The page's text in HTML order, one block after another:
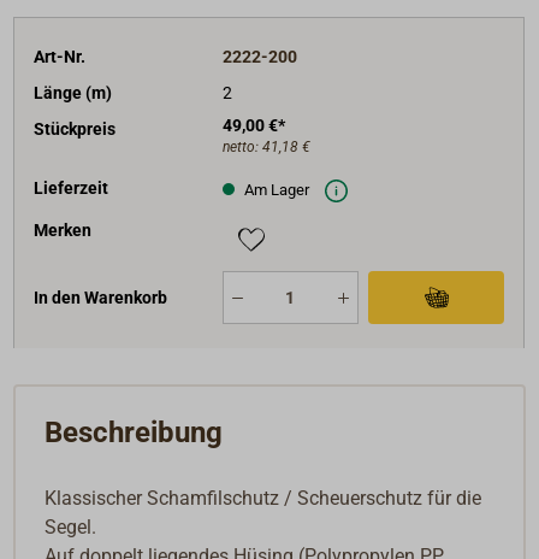
Art-Nr.
2222-200
Länge (m)
2
Stückpreis
49,00 €*
netto: 41,18 €
Lieferzeit Am Lager
Merken
In den Warenkorb
Beschreibung
Klassischer Schamfilschutz / Scheuerschutz für die
Segel.